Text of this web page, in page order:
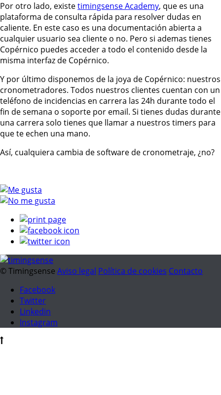
Por otro lado, existetimingsense Academy, que es una
plataforma de consulta rápida para resolver dudas en
caliente. En este caso es una documentación abierta a
cualquier usuario sea cliente o no. Pero si ademas tienes
Copérnico puedes acceder a todo el contenido desde la
misma interfaz de Copérnico.
Y por último disponemos de la joya de Copérnico: nuestros
cronometradores. Todos nuestros clientes cuentan con un
teléfono de incidencias en carrera las 24h durante todo el
fin de semana o soporte por email. Si tienes dudas durante
una carrera solo tienes que llamar a nuestros timers para
que te echen una mano.
Así, cualquiera cambia de software de cronometraje, ¿no?
© Timingsense Aviso legal Política de cookies Contacto
Facebook
Twitter
Linkedin
Instagram